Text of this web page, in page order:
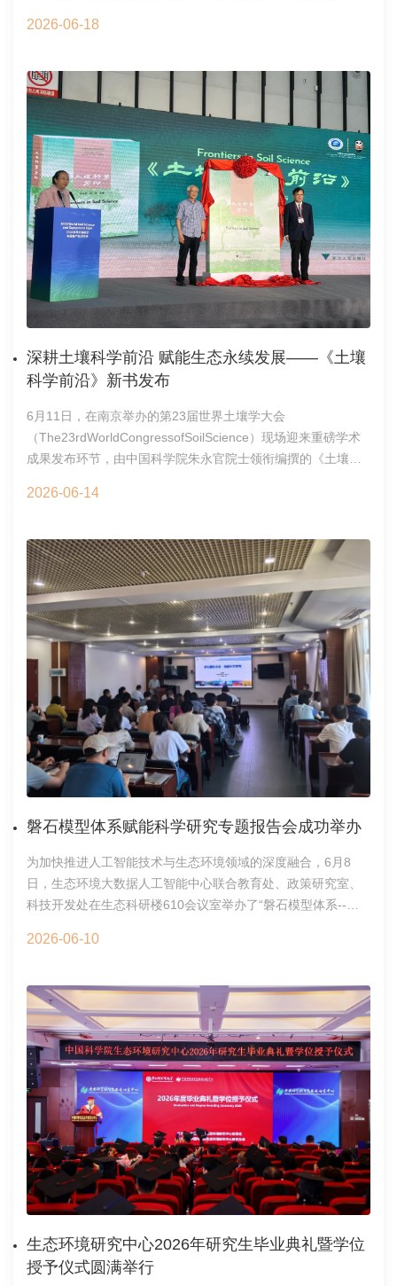
京西生态治理的理念演进、实施策略与阶段成果，将复杂的生
果。此次获奖是对中心科学传播工作的肯定与激励。未来，中
心将持续加大对科普创作的支持力度，拓展多元化传播渠道，
为科研人员开展高质量科学传播搭建更广阔的平台，推动更多
优秀科技成果惠及社会公众。综合办公室2026年6月22日
建立更健康的世界构建一个高水平国际学术交流平台。期刊聚
重要意义的高水平原创研究，以及与环境和健康政策相关的创
新理念。2026年6月17日，科睿唯安(ClarivateAnalytics)2026
年度《期刊引证报告（JCR）》正式发布！
Environment&Health影响因子8.8，较2025年提升40%。E&H
在JCR两个学科继续保持Q1：在
ENVIRONMENTALSCIENCES学科位于41/395（前11%）；在
PUBLIC,ENVIRONMENTAL&OCCUPATIONALHEALTH学科位
于18/443（前4%）。期刊网址：
https://pubs.acs.org/EnvHealth文献信息中心2026年6月18日
2026-06-18
深耕土壤科学前沿 赋能生态永续发展——《土壤
科学前沿》新书发布
6月11日，在南京举办的第23届世界土壤学大会
（The23rdWorldCongressofSoilScience）现场迎来重磅学术
成果发布环节，由中国科学院朱永官院士领衔编撰的《土壤科
的融合，分生物与健康、肥力与可持续利用和污染及交叉创新
壤科学研究与创新应用提供关键指引。世界土壤学大会有着土
壤科学界“奥林匹克”的美誉，汇聚了全球土壤科学领域顶尖专家
学者、科研人员与行业精英，聚焦土壤健康、生态保护与修
复、土壤可持续发展等核心议题，开展多维度、深层次的学术
交流与研讨，是展示全球土壤科学最新研究成果、推动学科交
叉融合、促进国际学术合作的重要平台。《土壤科学前沿》新
书择机在大会发布，既是对当下土壤科学研究成果的系统总
结，也是面向未来学科创新发展的重磅献礼。大会4号展厅，中
国科学院生态环境研究中心张莘研究员主持了发布活动，朱永
官院士和浙江大学出版社原总编徐有智先生共同为新书揭幕。
活动现场，朱永官院士围绕书籍创作初衷、核心内容及未来发
展愿景，分享了独到的见解。在国家自然科学基金委员会的资
助下，中国顶尖土壤科学家们齐聚2025年“土壤科学前沿论
坛”，深入研讨新时代土壤科学研究的挑战与机遇，而这本书正
生物多样性丧失和环境污染三大难题，而土壤作为地球生态系
统的重要组成部分，正是破解诸多生态危机的关键。书中倡导
的“同一健康”理念，深刻契合人与自然和谐共生的核心要义。这
科学框架，促进了人类文明和社会繁荣。这也让本书的出版具
史，首次在中国举办，意义非凡。作为中国科研工作者，朱院
士表示很荣幸可以为这一伟大时刻出一份力，在大会现场发布
此书。略有遗憾的是，这本书仅推出中文版本。但借此机会，
将此次大会作为中国土壤科学研究的全新起点，他作出承诺：
后续将牵头组织国际土壤科学前沿学术研讨会，汇聚全球土壤
科学领域的前沿智慧，编撰出版英文专著，并将于下一届世界
土壤学大会正式发布。在致辞最后，朱院士对本书的出版方浙
江大学出版社的专业付出予以高度肯定并热忱期待深度合作，
对出席本次发布仪式的各位专家学者表示感谢。发布现场氛围
热烈、学术氛围浓厚，除重磅的新书发布仪式外，配套推出的
新书推荐集赞分享活动引得现场参会人员踊跃参与、积极互
会专家、青年学子及行业从业者纷纷转发新书推荐至朋友圈，
以集赞分享的方式推荐《土壤科学前沿》，助力优质学术著作
2026-06-14
磐石模型体系赋能科学研究专题报告会成功举办
为加快推进人工智能技术与生态环境领域的深度融合，6月8
日，生态环境大数据人工智能中心联合教育处、政策研究室、
科技开发处在生态科研楼610会议室举办了“磐石模型体系--赋
与。会议特邀中国科学院自动化研究所研究员、博士生导
责人李林静研究员作主题报告。报告会由科技开发处处长张洪
主持并致开场词。他重点介绍了生态环境研究中心在“人工智能
驱动科学研究”（AI4S）方向的发展现状与阶段性成果。他表
示，中心正积极布局AI与生态环境学科的交叉融合，希望通过
引入磐石科学基础大模型，加速科研范式的转型升级。主题报
告环节，李林静研究员系统介绍了磐石模型体系的研发背景、
技术方案及在多个科研场景中的落地应用成果。他指出，磐石
模型不仅聚焦通用科学智能能力的构建，更注重与具体科研流
程的深度耦合，通过标准化接口与灵活适配能力，助力科研人
员提升问题定义、方案设计、模拟计算与知识归纳的整体效
率。与会人员围绕磐石模型在生态环境领域的适配路径、多源
面，与报告人进行了深入交流。李林静研究员结合磐石模型的
架构设计与实际案例，逐一回应了大家的问题，并分享了未来
2026-06-10
生态环境研究中心2026年研究生毕业典礼暨学位
授予仪式圆满举行